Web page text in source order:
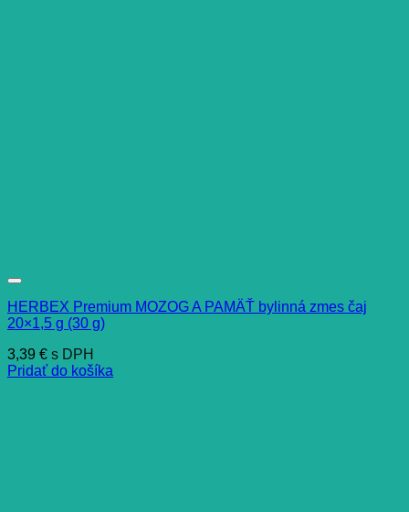
HERBEX Premium MOZOG A PAMÄŤ bylinná zmes čaj
20×1,5 g (30 g)
3,39 € s DPH
Pridať do košíka